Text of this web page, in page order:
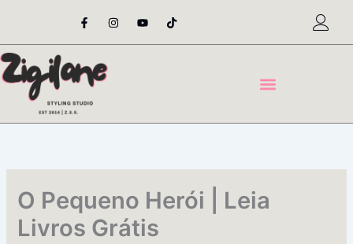
content
F
a
e
o
o
-
I
n
t
Y
o
t
T
i
t
O Pequeno Herói | Leia
Livros Grátis